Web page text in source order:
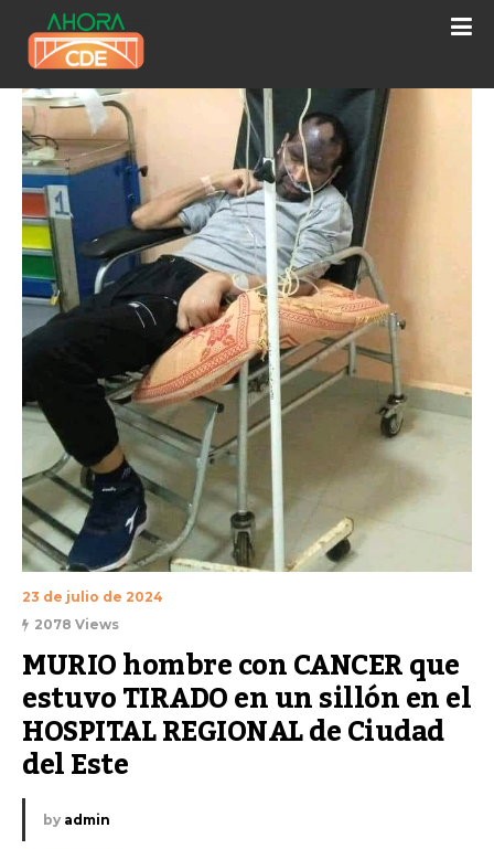
23 de julio de 2024
2078 Views
MURIO hombre con CANCER que
estuvo TIRADO en un sillón en el
HOSPITAL REGIONAL de Ciudad
del Este
by admin